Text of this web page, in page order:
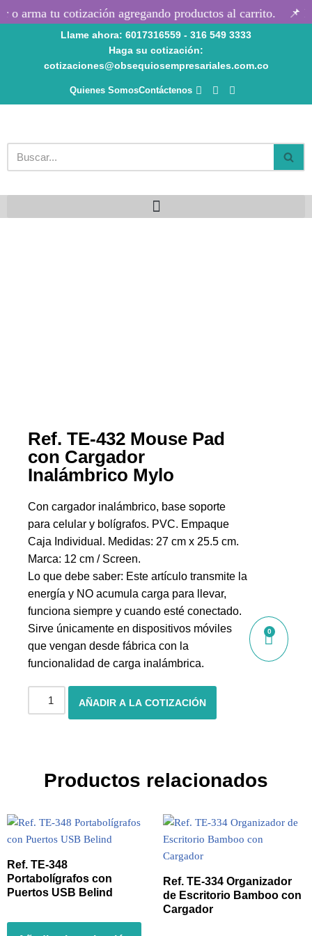
contenido
arma tu cotización agregando productos al carrito. 📌
Llame ahora: 6017316559 - 316 549 3333
Haga su cotización:
cotizaciones@obsequiosempresariales.com.co
Quienes SomosContáctenos
0
Ref. TE-432 Mouse Pad
con Cargador
Inalámbrico Mylo
Con cargador inalámbrico, base soporte
para celular y bolígrafos. PVC. Empaque
Caja Individual. Medidas: 27 cm x 25.5 cm.
Marca: 12 cm / Screen.
Lo que debe saber: Este artículo transmite la
energía y NO acumula carga para llevar,
funciona siempre y cuando esté conectado.
Sirve únicamente en dispositivos móviles
que vengan desde fábrica con la
funcionalidad de carga inalámbrica.
AÑADIR A LA COTIZACIÓN
Productos relacionados
Ref. TE-348
Portabolígrafos con
Puertos USB Belind
Ref. TE-334 Organizador
de Escritorio Bamboo con
Cargador